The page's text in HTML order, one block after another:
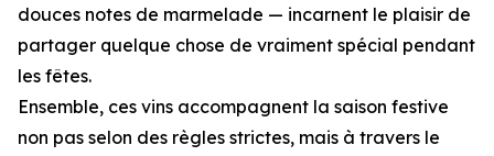
douces notes de marmelade — incarnent le plaisir de
partager quelque chose de vraiment spécial pendant
les fêtes.
Ensemble, ces vins accompagnent la saison festive
non pas selon des règles strictes, mais à travers le